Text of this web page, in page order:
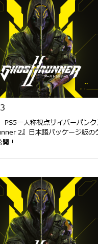
PS5一人称視点サイバーパン
2』日本語パッケージ版の
！